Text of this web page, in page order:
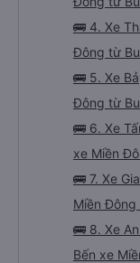
🚌 4. Xe
Đông từ
🚌 5. Xe
Đông từ
🚌 6. Xe
xe Miền
🚌 7. Xe
Miền
🚌 8. Xe
Bến xe